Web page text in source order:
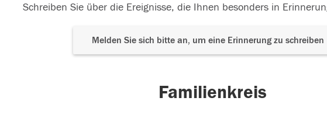
Schreiben Sie über die Ereignisse, die Ihnen besonders in
Melden Sie sich bitte an, um eine Erinnerung zu schreiben
Familienkreis